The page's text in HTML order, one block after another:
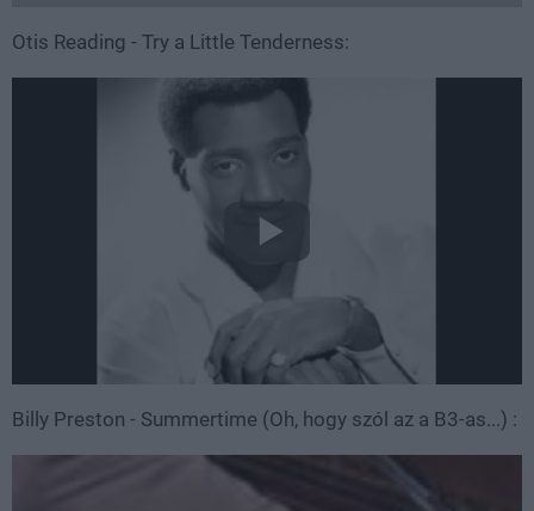
Otis Reading - Try a Little Tenderness:
Billy Preston - Summertime (Oh, hogy szól az a B3-as...) :